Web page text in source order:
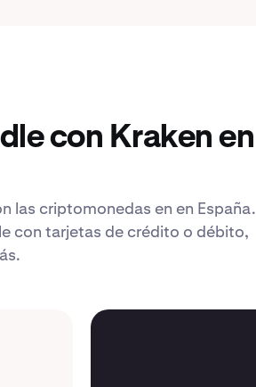
con Kraken en
las criptomonedas en en España.
con tarjetas de crédito o débito,